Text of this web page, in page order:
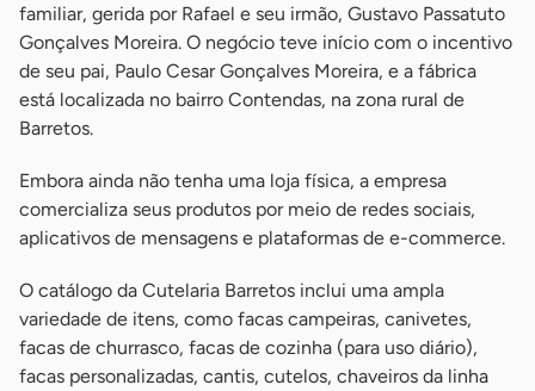
familiar, gerida por Rafael e seu irmão, Gustavo Passatuto
Gonçalves Moreira. O negócio teve início com o incentivo
de seu pai, Paulo Cesar Gonçalves Moreira, e a fábrica
está localizada no bairro Contendas, na zona rural de
Barretos.
Embora ainda não tenha uma loja física, a empresa
comercializa seus produtos por meio de redes sociais,
aplicativos de mensagens e plataformas de e-commerce.
O catálogo da Cutelaria Barretos inclui uma ampla
variedade de itens, como facas campeiras, canivetes,
facas de churrasco, facas de cozinha (para uso diário),
facas personalizadas, cantis, cutelos, chaveiros da linha